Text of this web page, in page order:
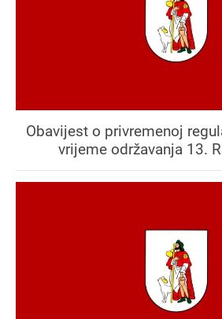
Obavijest o privremenoj
vrijeme održavanja 13.